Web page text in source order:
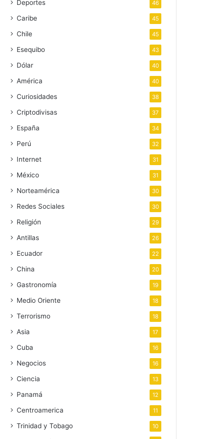
Deportes 46
Caribe 45
Chile 45
Esequibo 43
Dólar 40
América 40
Curiosidades 38
Criptodivisas 37
España 34
Perú 32
Internet 31
México 31
Norteamérica 30
Redes Sociales 30
Religión 29
Antillas 26
Ecuador 22
China 20
Gastronomía 19
Medio Oriente 18
Terrorismo 18
Asia 17
Cuba 16
Negocios 16
Ciencia 13
Panamá 12
Centroamerica 11
Trinidad y Tobago 10